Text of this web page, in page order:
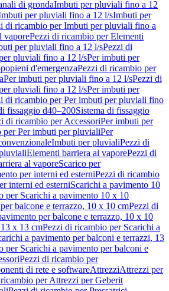
di grondaImbuti per pluviali fino a 12
per pluviali fino a 12 l/sImbuti per
di ricambio per Imbuti per pluviali fino a
vaporePezzi di ricambio per Elementi
per pluviali fino a 12 l/sPezzi di
pluviali fino a 12 l/sPer imbuti per
d'emergenzaPezzi di ricambio per
Per imbuti per pluviali fino a 12 l/sPezzi di
pluviali fino a 12 l/sPer imbuti per
di ricambio per Per imbuti per pluviali fino
fissaggio d40–200Sistema di fissaggio
di ricambio per AccessoriPer imbuti per
per Per imbuti per pluvialiPer
Imbuti per pluvialiPezzi di
Elementi barriera al vaporePezzi di
al vaporeScarico per
per interni ed esterniPezzi di ricambio
interni ed esterniScarichi a pavimento 10
per Scarichi a pavimento 10 x 10
balcone e terrazzo, 10 x 10 cmPezzi di
per balcone e terrazzo, 10 x 10
x 13 cmPezzi di ricambio per Scarichi a
a pavimento per balconi e terrazzi, 13
per Scarichi a pavimento per balconi e
Pezzi di ricambio per
di rete e softwareAttrezziAttrezzi per
per Attrezzi per Geberit